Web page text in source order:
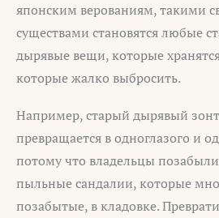
японским верованиям, такими
существами становятся любые
дырявые вещи, которые
которые жалко выбросить.
Например, старый дырявый
превращается в одноглазого и
потому что владельцы
пыльные сандалии, которые
позабытые, в кладовке.